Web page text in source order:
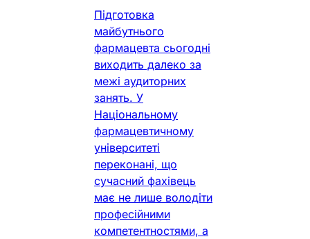
Підготовка
майбутнього
фармацевта сьогодні
виходить далеко за
межі аудиторних
занять. У
Національному
фармацевтичному
університеті
переконані, що
сучасний фахівець
має не лише володіти
професійними
компетентностями, а